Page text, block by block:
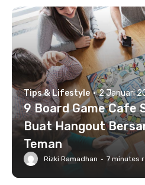
Tips & Lifestyle · 2 Januari
9 Board Game Cafe
Buat Hangout
Teman
Rizki Ramadhan · 7 minutes